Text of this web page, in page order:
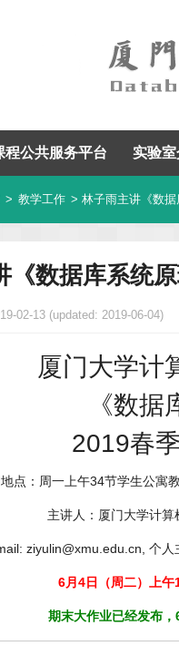
程公共服务平台 实验
> 教学工作 > 林子雨主讲《数
《数据库系统
02-13 (updated: 2019-06-04)
厦门大学计
《数据
2019春
点：周一上午34节学生公寓
主讲人：厦门大学计算
ziyulin@xmu.edu.cn, 个人
6月4日（周二）上
期末大作业已经发布